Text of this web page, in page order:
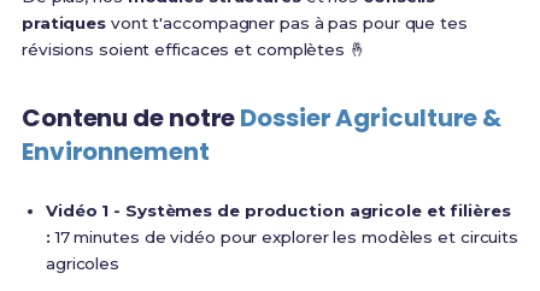
pratiques vont t'accompagner pas à pas pour que tes
révisions soient efficaces et complètes 🤞
Contenu de notreDossier Agriculture &
Environnement
Vidéo 1 - Systèmes de production agricole et filières
: 17 minutes de vidéo pour explorer les modèles et circuits
agricoles